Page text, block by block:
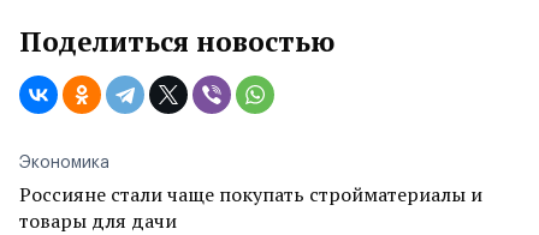
Поделиться новостью
Экономика
Россияне стали чаще покупать стройматериалы и
товары для дачи